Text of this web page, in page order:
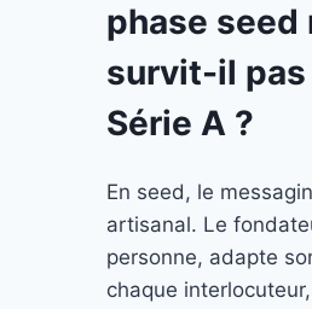
phase seed
survit-il pas
Série A ?
En seed, le
artisanal. Le
personne, adapte
chaque